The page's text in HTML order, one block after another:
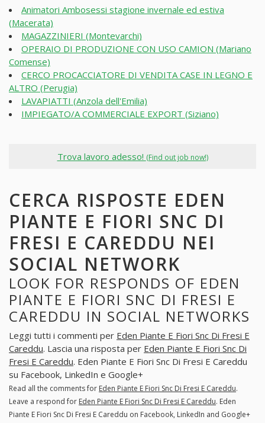
Animatori Ambosessi stagione invernale ed estiva
(Macerata)
MAGAZZINIERI (Montevarchi)
OPERAIO DI PRODUZIONE CON USO CAMION (Mariano
Comense)
CERCO PROCACCIATORE DI VENDITA CASE IN LEGNO E
ALTRO (Perugia)
LAVAPIATTI (Anzola dell'Emilia)
IMPIEGATO/A COMMERCIALE EXPORT (Siziano)
Trova lavoro adesso! (Find out job now!)
CERCA RISPOSTE EDEN
PIANTE E FIORI SNC DI
FRESI E CAREDDU NEI
SOCIAL NETWORK
LOOK FOR RESPONDS OF EDEN
PIANTE E FIORI SNC DI FRESI E
CAREDDU IN SOCIAL NETWORKS
Leggi tutti i commenti per Eden Piante E Fiori Snc Di Fresi E
Careddu. Lascia una risposta per Eden Piante E Fiori Snc Di
Fresi E Careddu. Eden Piante E Fiori Snc Di Fresi E Careddu
su Facebook, LinkedIn e Google+
Read all the comments for Eden Piante E Fiori Snc Di Fresi E Careddu.
Leave a respond for Eden Piante E Fiori Snc Di Fresi E Careddu. Eden
Piante E Fiori Snc Di Fresi E Careddu on Facebook, LinkedIn and Google+